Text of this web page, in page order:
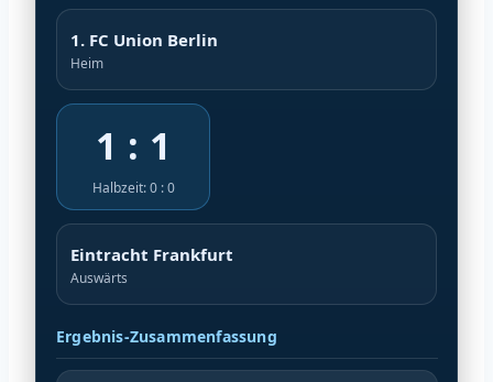
1. FC Union Berlin
Heim
1 : 1
Halbzeit: 0 : 0
Eintracht Frankfurt
Auswärts
Ergebnis-Zusammenfassung